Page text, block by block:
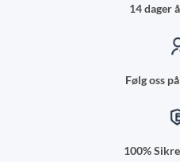
14 dager
Følg oss
100%